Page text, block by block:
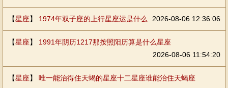
【星座】 1974年双子座的上行星座运是什么 2026-08-06 12:36:06
【星座】 1991年阴历1217那按照阳历算是什么星座
2026-08-06 11:54:20
【星座】 唯一能治得住天蝎的星座十二星座谁能治住天蝎座